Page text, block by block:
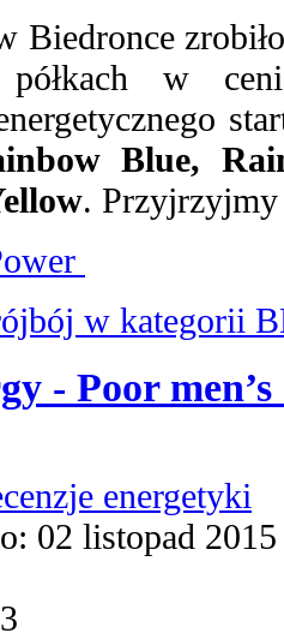
Biedronce
w
Blue,
.
w kategorii
- Poor men’s
energetyki
02 listopad 2015